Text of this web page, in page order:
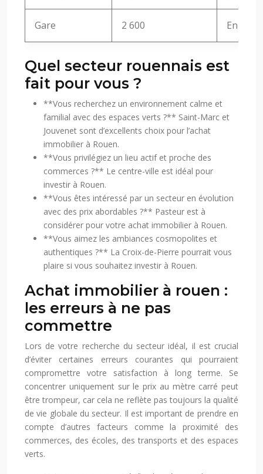
Gare 2 600 En
Quel secteur rouennais est
fait pour vous ?
**Vous recherchez un environnement calme et
familial avec des espaces verts ?** Saint-Marc et
Jouvenet sont d’excellents choix pour l’achat
immobilier à Rouen.
**Vous privilégiez un lieu actif et proche des
commerces ?** Le centre-ville est idéal pour
investir à Rouen.
**Vous êtes intéressé par un secteur en évolution
avec des prix abordables ?** Pasteur est à
considérer pour votre achat immobilier à Rouen.
**Vous aimez les ambiances cosmopolites et
authentiques ?** La Croix-de-Pierre pourrait vous
plaire si vous souhaitez investir à Rouen.
Achat immobilier à rouen :
les erreurs à ne pas
commettre
Lors de votre recherche du secteur idéal, il est crucial
d’éviter certaines erreurs courantes qui pourraient
compromettre votre satisfaction à long terme. Se
concentrer uniquement sur le prix au mètre carré peut
être trompeur, car cela ne reflète pas toujours la qualité
de vie globale du secteur. Il est important de prendre en
compte d’autres facteurs comme la proximité des
commerces, des écoles, des transports et des espaces
verts.